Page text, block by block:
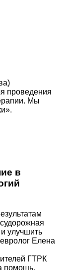
проведения
Мы
в
улучшить
Елена
ГТРК
помощь.